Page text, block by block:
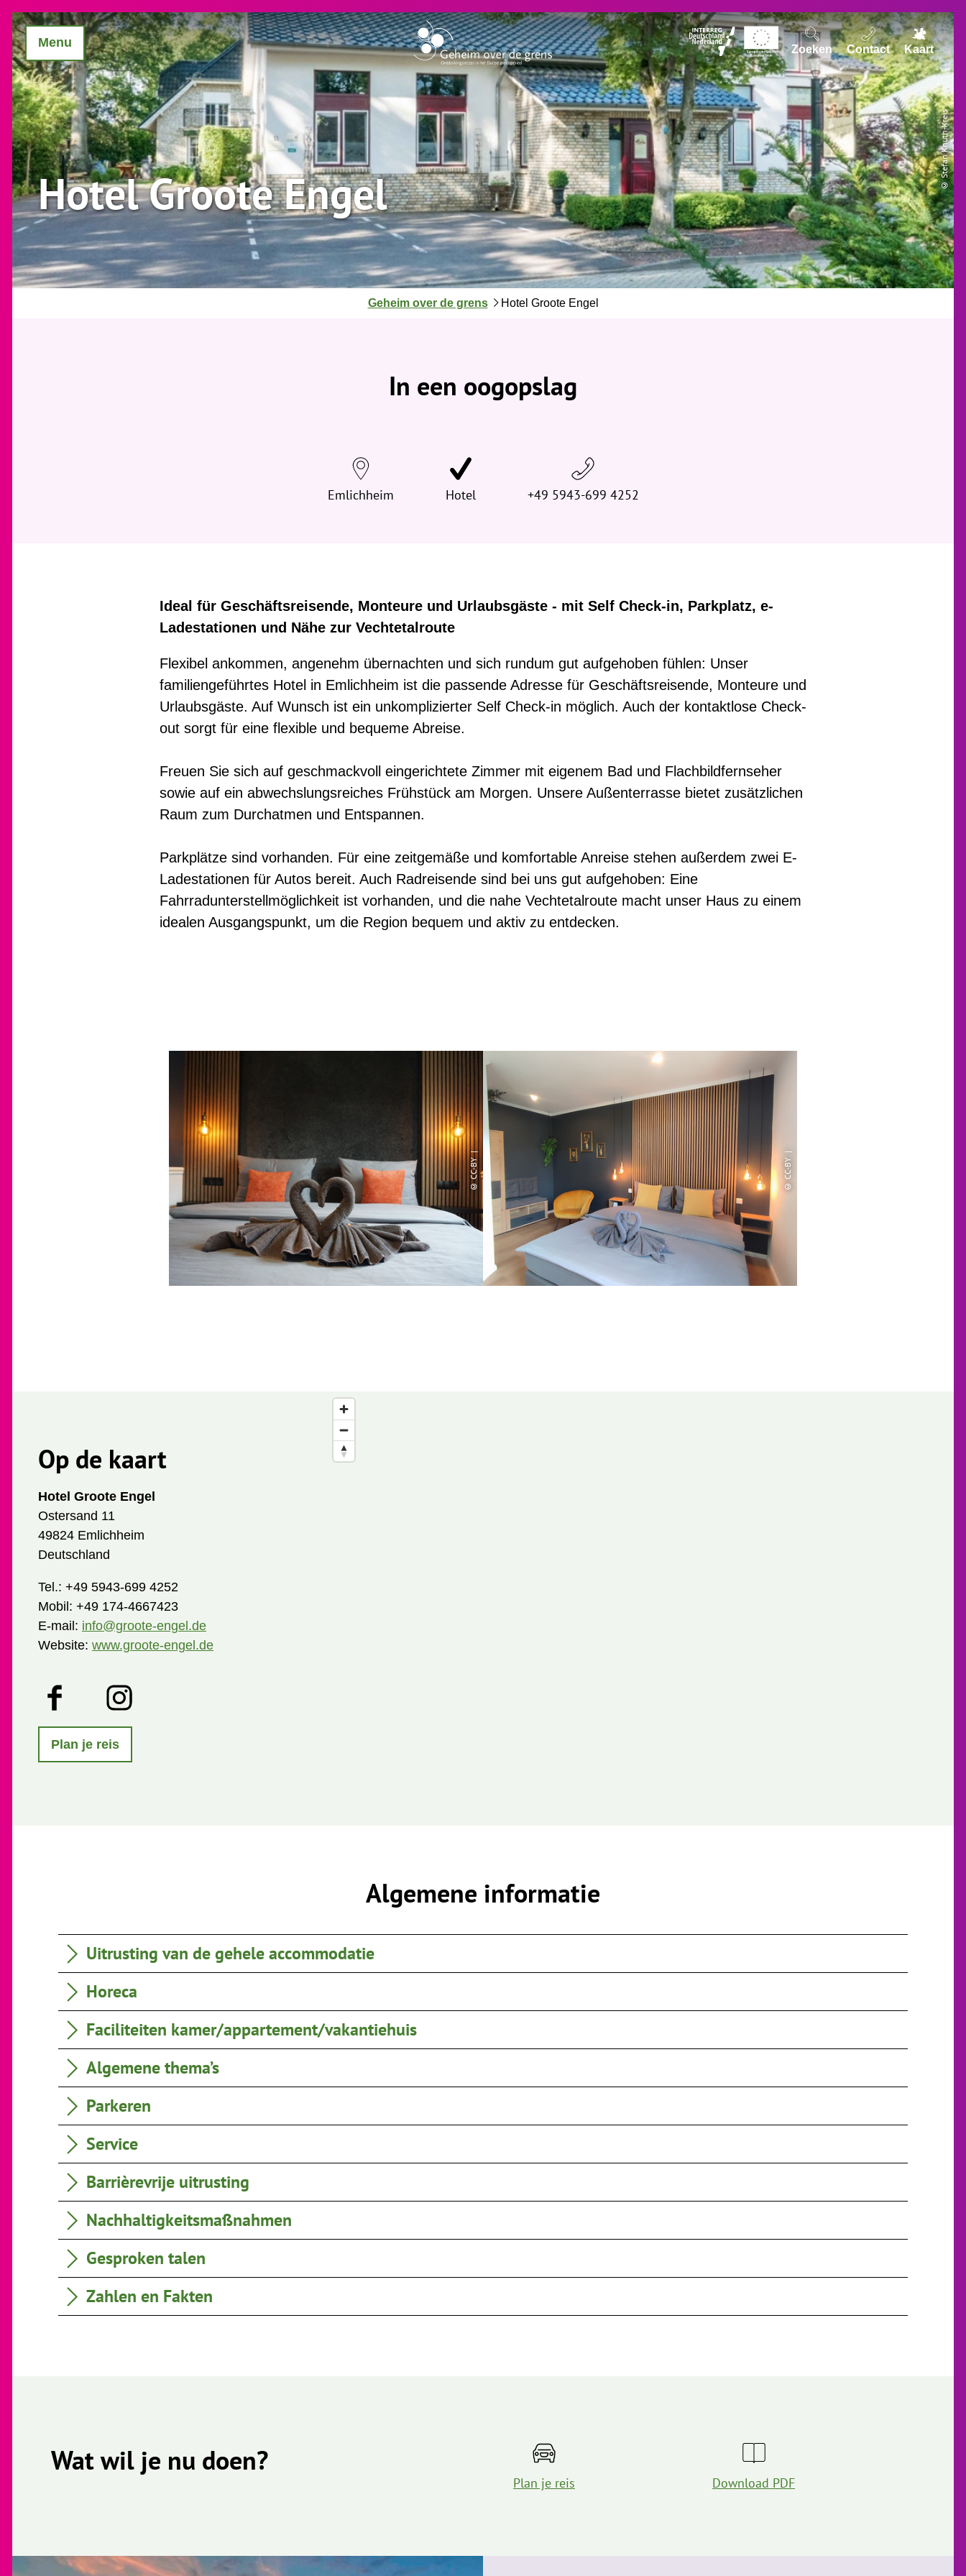
Zoeken Contact Kaart
Menu
© Stefan Knuth-Kreis
Hotel Groote Engel
J
j
h
Geheim over de grens Hotel Groote Engel
In een oogopslag
Emlichheim Hotel +49 5943-699 4252
Ideal für Geschäftsreisende, Monteure und Urlaubsgäste - mit Self Check-in, Parkplatz, e-
Ladestationen und Nähe zur Vechtetalroute
Flexibel ankommen, angenehm übernachten und sich rundum gut aufgehoben fühlen: Unser
familiengeführtes Hotel in Emlichheim ist die passende Adresse für Geschäftsreisende, Monteure und
Urlaubsgäste. Auf Wunsch ist ein unkomplizierter Self Check-in möglich. Auch der kontaktlose Check-
out sorgt für eine flexible und bequeme Abreise.
Freuen Sie sich auf geschmackvoll eingerichtete Zimmer mit eigenem Bad und Flachbildfernseher
sowie auf ein abwechslungsreiches Frühstück am Morgen. Unsere Außenterrasse bietet zusätzlichen
Raum zum Durchatmen und Entspannen.
Parkplätze sind vorhanden. Für eine zeitgemäße und komfortable Anreise stehen außerdem zwei E-
Ladestationen für Autos bereit. Auch Radreisende sind bei uns gut aufgehoben: Eine
Fahrradunterstellmöglichkeit ist vorhanden, und die nahe Vechtetalroute macht unser Haus zu einem
idealen Ausgangspunkt, um die Region bequem und aktiv zu entdecken.
© CC-BY | © CC-BY |
Op de kaart
Hotel Groote Engel
Ostersand 11
49824 Emlichheim
Deutschland
Tel.: +49 5943-699 4252
Mobil: +49 174-4667423
E-mail: info@groote-engel.de
Website: www.groote-engel.de
F
c
b
I
n
s
t
a
Plan je reis
Algemene informatie
Uitrusting van de gehele accommodatie
Horeca
Faciliteiten kamer/appartement/vakantiehuis
Algemene thema’s
Parkeren
Service
Barrièrevrije uitrusting
Nachhaltigkeitsmaßnahmen
Gesproken talen
Zahlen en Fakten
Wat wil je nu doen?
Plan je reis Download PDF